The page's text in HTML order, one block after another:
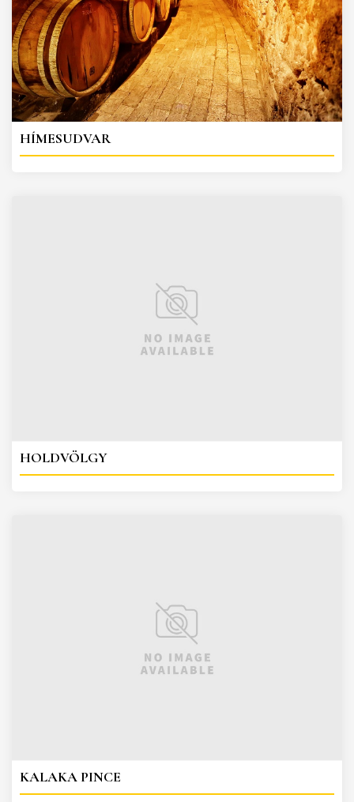
HÍMESUDVAR
HOLDVÖLGY
KALAKA PINCE